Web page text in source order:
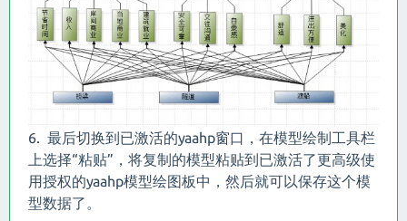
6. 最后切换到已激活的yaahp窗口，在模型绘制工具栏
上选择“粘贴”，将复制的模型粘贴到已激活了更高级使
用授权的yaahp模型绘图板中，然后就可以保存这个模
型数据了。